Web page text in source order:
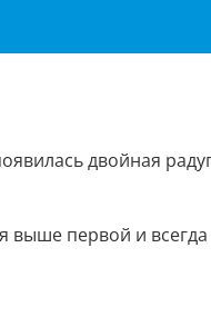
двойная
первой и